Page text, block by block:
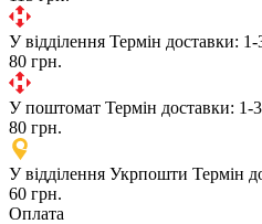
У відділення Термін доставки: 1-
80 грн.
У поштомат Термін доставки: 1-
80 грн.
У відділення Укрпошти Термін
60 грн.
Оплата